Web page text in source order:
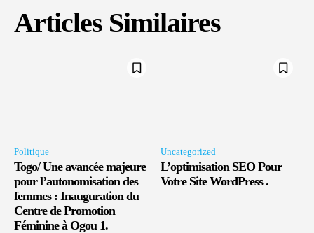
Articles Similaires
Politique
Togo/ Une avancée majeure
pour l’autonomisation des
femmes : Inauguration du
Centre de Promotion
Féminine à Ogou 1.
Uncategorized
L’optimisation SEO Pour
Votre Site WordPress .